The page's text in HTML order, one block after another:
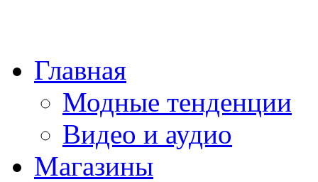
Главная
Модные тенденции
Видео и аудио
Магазины